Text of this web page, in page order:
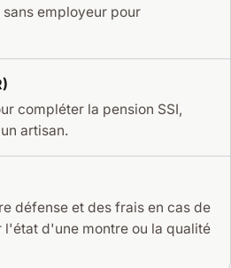
employeur pour
compléter la pension SSI,
artisan.
défense et des frais en cas de
l'état d'une montre ou la qualité